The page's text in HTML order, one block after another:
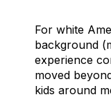
For white
background
experience
moved
kids around